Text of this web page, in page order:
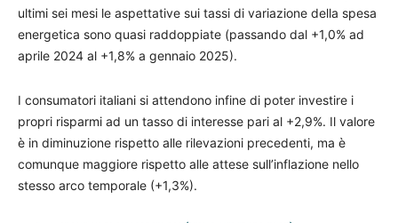
ultimi sei mesi le aspettative sui tassi di variazione della spesa
energetica sono quasi raddoppiate (passando dal +1,0% ad
aprile 2024 al +1,8% a gennaio 2025).
I consumatori italiani si attendono infine di poter investire i
propri risparmi ad un tasso di interesse pari al +2,9%. Il valore
è in diminuzione rispetto alle rilevazioni precedenti, ma è
comunque maggiore rispetto alle attese sull’inflazione nello
stesso arco temporale (+1,3%).